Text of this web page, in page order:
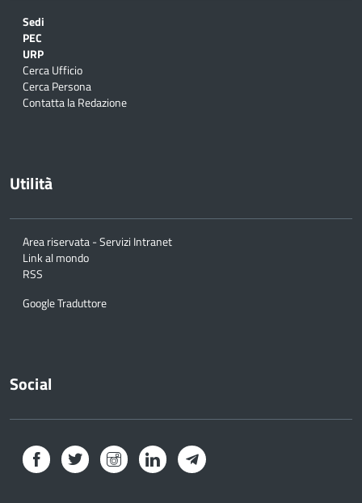
Sedi
PEC
URP
Cerca Ufficio
Cerca Persona
Contatta la Redazione
Utilità
Area riservata - Servizi Intranet
Link al mondo
RSS
Google Traduttore
Social
Facebook Twitter InstagramLinkedInTelegram